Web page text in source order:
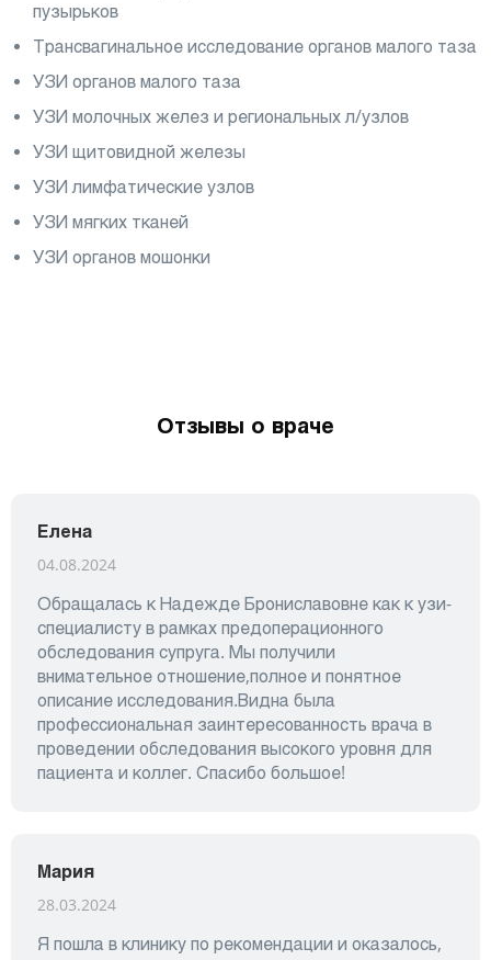
пузырьков
Трансвагинальное исследование органов малого таза
УЗИ органов малого таза
УЗИ молочных желез и региональных л/узлов
УЗИ щитовидной железы
УЗИ лимфатические узлов
УЗИ мягких тканей
УЗИ органов мошонки
Отзывы о враче
Елена
04.08.2024
Обращалась к Надежде Брониславовне как к узи-
специалисту в рамках предоперационного
обследования супруга. Мы получили
внимательное отношение,полное и понятное
описание исследования.Видна была
профессиональная заинтересованность врача в
проведении обследования высокого уровня для
пациента и коллег. Спасибо большое!
Мария
28.03.2024
Я пошла в клинику по рекомендации и оказалось,